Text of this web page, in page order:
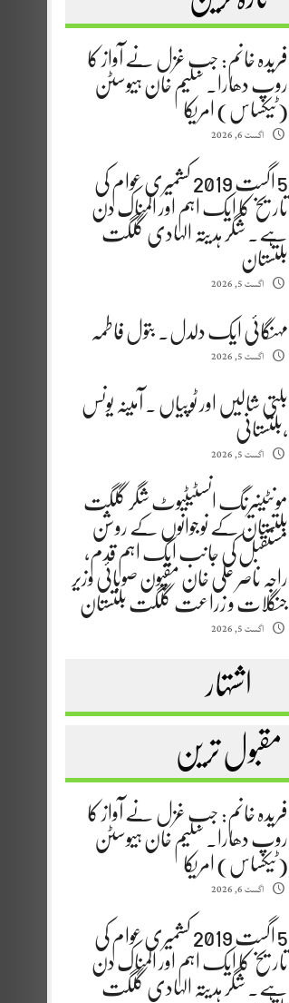
فریدہ خانم: جب غزل نے آواز کا
روپ دھارا. سلیم خان ہیوسٹن
(ٹیکساس) امریکا
اگست 6, 2026
5 اگست 2019 کشمیری عوام کی
تاریخ کا ایک اہم اور المناک دن
ہے. شگر ہدیتہ الہادی گلگت
بلتستان
اگست 5, 2026
مہنگائی ایک دلدل. بتول فاطمہ
اگست 5, 2026
بلتی شالیں اور ٹوپیاں . آمینہ یونس
،بلتستانی
اگست 5, 2026
مونٹینیرنگ انسٹیٹیوٹ شگر گلگت
بلتستان کے نوجوانوں کے روشن
مستقبل کی جانب ایک اہم قدم،
راجہ ناصر علی خان مقپون صوبائی وزیر
جنگلات و زراعت گلگت بلتستان
اگست 5, 2026
اشتہار
مقبول ترین
فریدہ خانم: جب غزل نے آواز کا
روپ دھارا. سلیم خان ہیوسٹن
(ٹیکساس) امریکا
اگست 6, 2026
5 اگست 2019 کشمیری عوام کی
تاریخ کا ایک اہم اور المناک دن
ہے. شگر ہدیتہ الہادی گلگت